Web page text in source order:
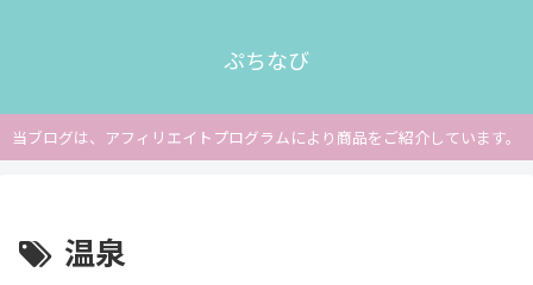
ぷちなび
当ブログは、アフィリエイトプログラムにより商品をご紹介しています。
温泉